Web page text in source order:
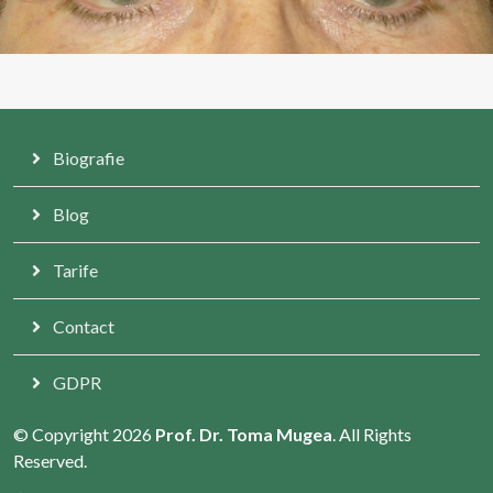
Biografie
Blog
Tarife
Contact
GDPR
© Copyright 2026 Prof. Dr. Toma Mugea. All Rights
Reserved.